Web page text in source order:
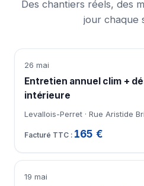
Des chantiers réels, des
jour chaque
26 mai
Entretien annuel clim +
intérieure
Levallois-Perret · Rue Aristide
165 €
19 mai